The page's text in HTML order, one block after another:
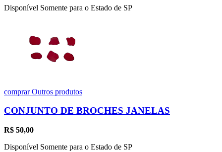
Disponível Somente para o Estado de SP
comprarOutros produtos
CONJUNTO DE BROCHES JANELAS
R$ 50,00
Disponível Somente para o Estado de SP